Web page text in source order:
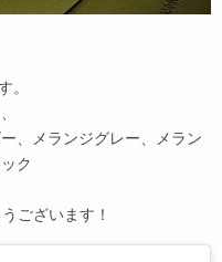
。
、メランジグレー、メラン
ク
ございます！